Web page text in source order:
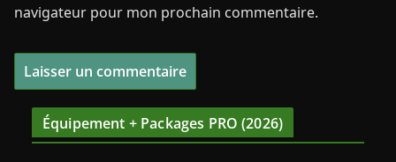
navigateur pour mon prochain commentaire.
Équipement + Packages PRO (2026)